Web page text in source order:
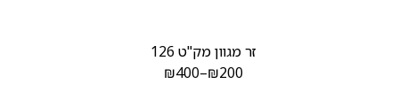
זר מגוון מק"ט 126
₪200
–
₪400